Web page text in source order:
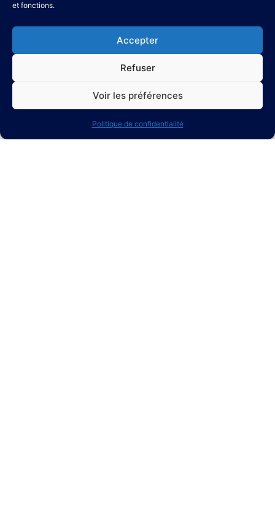
et fonctions.
Accepter
Refuser
Voir les préférences
Politique de confidentialité
ACTUALITÉS